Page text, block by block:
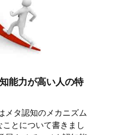
能力が高い人の特
メタ認知のメカニズム
とについて書きまし